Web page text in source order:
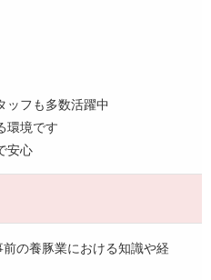
フも多数活躍中
環境です
安心
の養豚業における知識や経